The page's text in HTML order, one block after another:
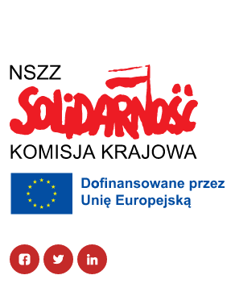
Facebook Facebook
TwitterTwitter
Linked In